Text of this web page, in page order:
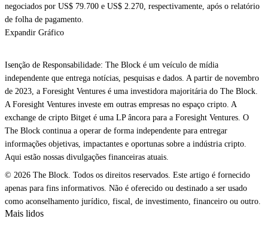
negociados por US$ 79.700 e US$ 2.270, respectivamente, após o relatório
de folha de pagamento.
Expandir Gráfico
Isenção de Responsabilidade: The Block é um veículo de mídia
independente que entrega notícias, pesquisas e dados. A partir de novembro
de 2023, a Foresight Ventures é uma investidora majoritária do The Block.
A Foresight Ventures investe em outras empresas no espaço cripto. A
exchange de cripto Bitget é uma LP âncora para a Foresight Ventures. O
The Block continua a operar de forma independente para entregar
informações objetivas, impactantes e oportunas sobre a indústria cripto.
Aqui estão nossas divulgações financeiras atuais.
© 2026 The Block. Todos os direitos reservados. Este artigo é fornecido
apenas para fins informativos. Não é oferecido ou destinado a ser usado
como aconselhamento jurídico, fiscal, de investimento, financeiro ou outro.
Mais lidos